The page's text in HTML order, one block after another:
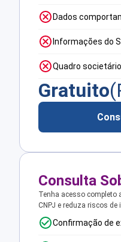
Dados
Informações do
Quadro
Gratuito
Consulta
Tenha acesso completo
CNPJ e reduza riscos de
Confirmação de